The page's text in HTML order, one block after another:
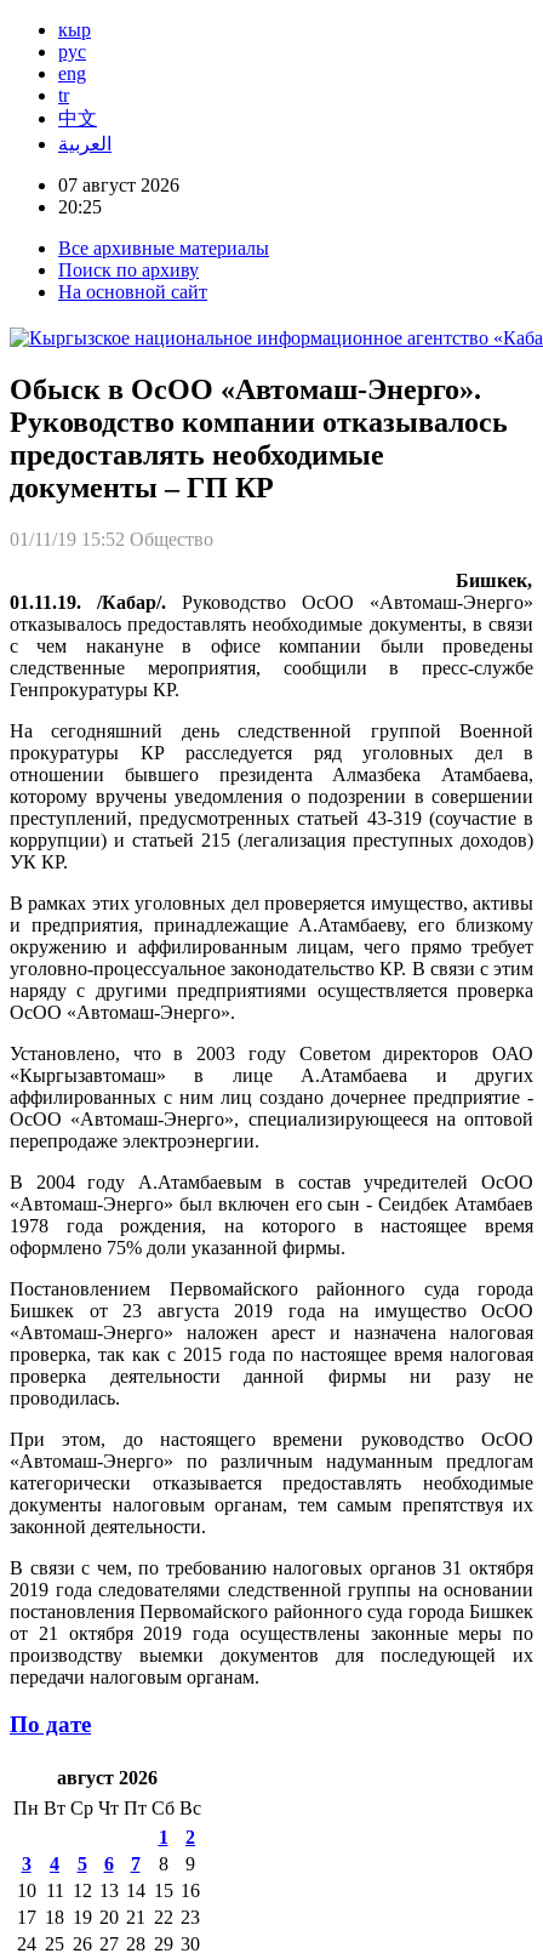
кыр
рус
eng
tr
中文
العربية
07 август 2026
20:25
Все архивные материалы
Поиск по архиву
На основной сайт
Обыск в ОсОО «Автомаш-Энерго».
Руководство компании отказывалось
предоставлять необходимые
документы – ГП КР
01/11/19 15:52 Общество
Бишкек,
01.11.19. /Кабар/. Руководство ОсОО «Автомаш-Энерго»
отказывалось предоставлять необходимые документы, в связи
с чем накануне в офисе компании были проведены
следственные мероприятия, сообщили в пресс-службе
Генпрокуратуры КР.
На сегодняшний день следственной группой Военной
прокуратуры КР расследуется ряд уголовных дел в
отношении бывшего президента Алмазбека Атамбаева,
которому вручены уведомления о подозрении в совершении
преступлений, предусмотренных статьей 43-319 (соучастие в
коррупции) и статьей 215 (легализация преступных доходов)
УК КР.
В рамках этих уголовных дел проверяется имущество, активы
и предприятия, принадлежащие А.Атамбаеву, его близкому
окружению и аффилированным лицам, чего прямо требует
уголовно-процессуальное законодательство КР. В связи с этим
наряду с другими предприятиями осуществляется проверка
ОсОО «Автомаш-Энерго».
Установлено, что в 2003 году Советом директоров ОАО
«Кыргызавтомаш» в лице А.Атамбаева и других
аффилированных с ним лиц создано дочернее предприятие -
ОсОО «Автомаш-Энерго», специализирующееся на оптовой
перепродаже электроэнергии.
В 2004 году А.Атамбаевым в состав учредителей ОсОО
«Автомаш-Энерго» был включен его сын - Сеидбек Атамбаев
1978 года рождения, на которого в настоящее время
оформлено 75% доли указанной фирмы.
Постановлением Первомайского районного суда города
Бишкек от 23 августа 2019 года на имущество ОсОО
«Автомаш-Энерго» наложен арест и назначена налоговая
проверка, так как с 2015 года по настоящее время налоговая
проверка деятельности данной фирмы ни разу не
проводилась.
При этом, до настоящего времени руководство ОсОО
«Автомаш-Энерго» по различным надуманным предлогам
категорически отказывается предоставлять необходимые
документы налоговым органам, тем самым препятствуя их
законной деятельности.
В связи с чем, по требованию налоговых органов 31 октября
2019 года следователями следственной группы на основании
постановления Первомайского районного суда города Бишкек
от 21 октября 2019 года осуществлены законные меры по
производству выемки документов для последующей их
передачи налоговым органам.
По дате
август 2026
Пн Вт Ср Чт Пт Сб Вс
1
2
3
4 5 6 7 8
9
10 11 12 13 14 15 16
17 18 19 20 21 22 23
24 25 26 27 28 29 30